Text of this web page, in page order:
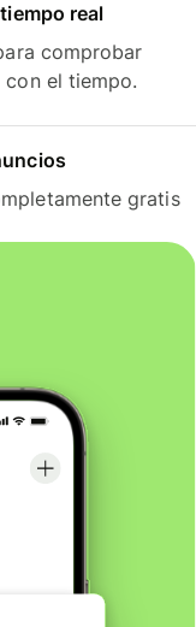
real
comprobar
el tiempo.
gratis